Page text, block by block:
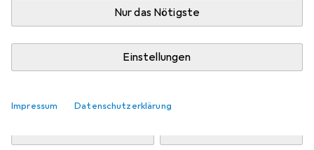
Nur das Nötigste
Einstellungen
Impressum Datenschutzerklärung
Lieferort angeben für genaue Lieferzeit